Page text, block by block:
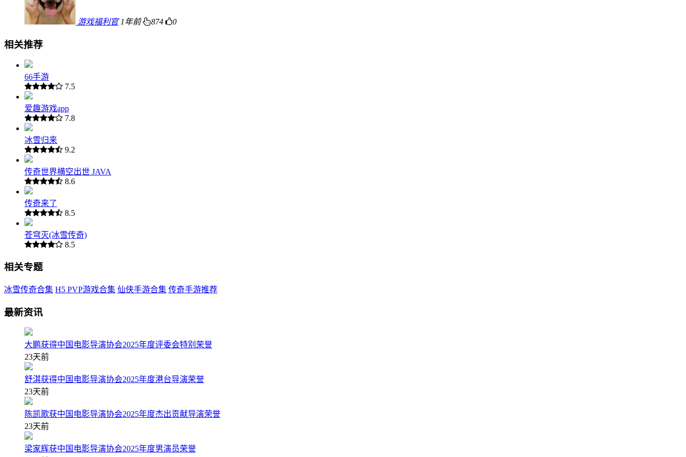
游戏福利官 1年前 874 0
相关推荐
66手游
7.5
爱趣游戏app
7.8
冰雪归来
9.2
传奇世界横空出世 JAVA
8.6
传奇来了
8.5
苍穹灭(冰雪传奇)
8.5
相关专题
冰雪传奇合集 H5 PVP游戏合集 仙侠手游合集 传奇手游推荐
最新资讯
大鹏获得中国电影导演协会2025年度评委会特别荣誉
23天前
舒淇获得中国电影导演协会2025年度港台导演荣誉
23天前
陈凯歌获中国电影导演协会2025年度杰出贡献导演荣誉
23天前
梁家辉获中国电影导演协会2025年度男演员荣誉